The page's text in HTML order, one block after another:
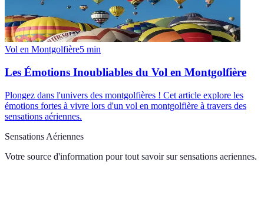
Vol en Montgolfière5 min
Les Émotions Inoubliables du Vol en Montgolfière
Plongez dans l'univers des montgolfières ! Cet article explore les
émotions fortes à vivre lors d'un vol en montgolfière à travers des
sensations aériennes.
Sensations Aériennes
Votre source d'information pour tout savoir sur sensations aeriennes.